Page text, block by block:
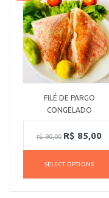
FILÉ DE PARGO
CONGELADO
r$90,00 R$ 85,00
SELECT OPTIONS